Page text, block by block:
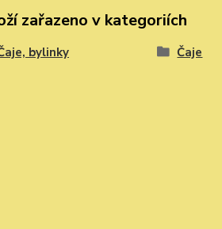
zařazeno v kategoriích
bylinky Čaje